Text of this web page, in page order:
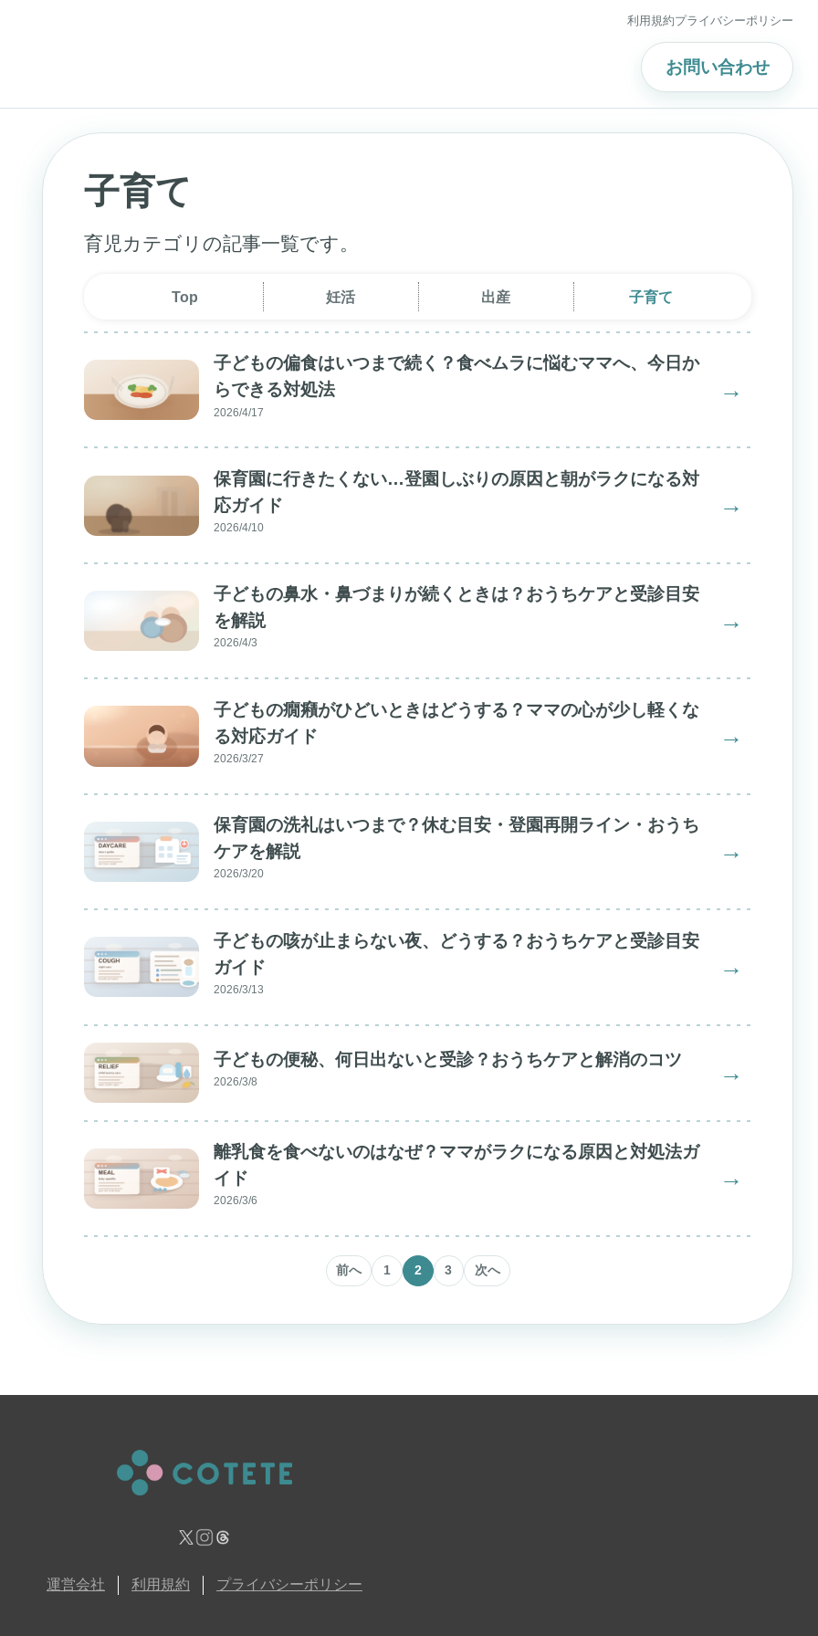
利用規約プライバシーポリシー
お問い合わせ
子育て
育児カテゴリの記事一覧です。
Top 妊活 出産 子育て
子どもの偏食はいつまで続く？食べムラに悩むママへ、今日か
らできる対処法
2026/4/17
→
保育園に行きたくない…登園しぶりの原因と朝がラクになる対
応ガイド
2026/4/10
→
子どもの鼻水・鼻づまりが続くときは？おうちケアと受診目安
を解説
2026/4/3
→
子どもの癇癪がひどいときはどうする？ママの心が少し軽くな
る対応ガイド
2026/3/27
→
保育園の洗礼はいつまで？休む目安・登園再開ライン・おうち
ケアを解説
2026/3/20
→
子どもの咳が止まらない夜、どうする？おうちケアと受診目安
ガイド
2026/3/13
→
子どもの便秘、何日出ないと受診？おうちケアと解消のコツ
2026/3/8 →
離乳食を食べないのはなぜ？ママがラクになる原因と対処法ガ
イド
2026/3/6
→
前へ 1 2 3 次へ
運営会社 利用規約 プライバシーポリシー